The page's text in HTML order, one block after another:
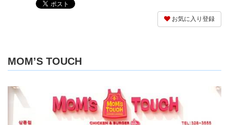
お気に入り登録
MOM’S TOUCH